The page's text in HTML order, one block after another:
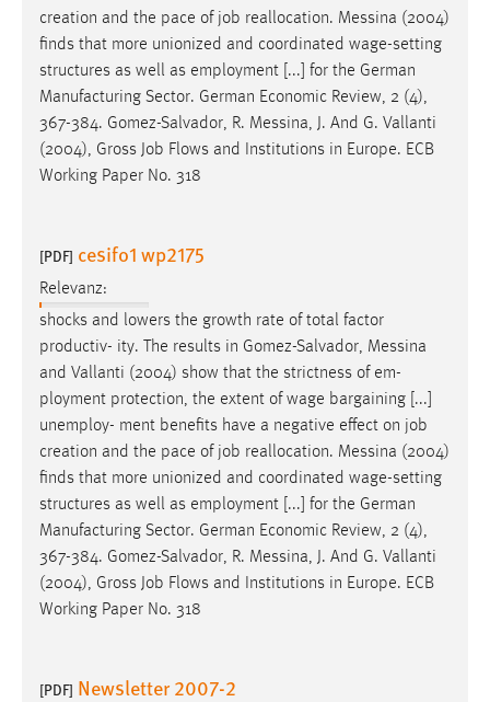
creation and the pace of job reallocation. Messina (2004)
finds that more unionized and coordinated wage-setting
structures as well as employment [...] for the German
Manufacturing Sector. German Economic Review, 2 (4),
367-384. Gomez-Salvador, R. Messina, J. And G. Vallanti
(2004), Gross Job Flows and Institutions in Europe. ECB
Working Paper No. 318
[PDF] cesifo1 wp2175
Relevanz:
shocks and lowers the growth rate of total factor
productiv- ity. The results in Gomez-Salvador, Messina
and Vallanti (2004) show that the strictness of em-
ployment protection, the extent of wage bargaining [...]
unemploy- ment benefits have a negative effect on job
creation and the pace of job reallocation. Messina (2004)
finds that more unionized and coordinated wage-setting
structures as well as employment [...] for the German
Manufacturing Sector. German Economic Review, 2 (4),
367-384. Gomez-Salvador, R. Messina, J. And G. Vallanti
(2004), Gross Job Flows and Institutions in Europe. ECB
Working Paper No. 318
[PDF] Newsletter 2007-2